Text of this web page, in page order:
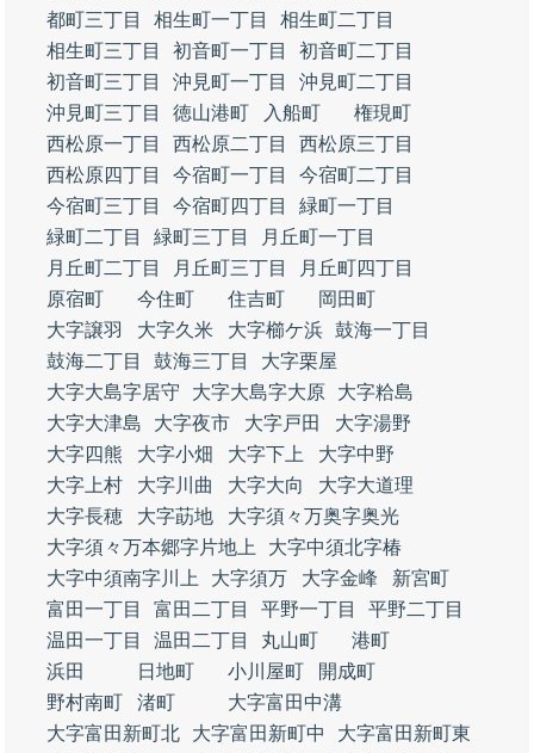
都町三丁目
相生町一丁目
相生町二丁目
相生町三丁目
初音町一丁目
初音町二丁目
初音町三丁目
沖見町一丁目
沖見町二丁目
沖見町三丁目
徳山港町 入船町
権現町
西松原一丁目
西松原二丁目
西松原三丁目
西松原四丁目
今宿町一丁目
今宿町二丁目
今宿町三丁目
今宿町四丁目
緑町一丁目
緑町二丁目
緑町三丁目
月丘町一丁目
月丘町二丁目
月丘町三丁目
月丘町四丁目
原宿町
今住町 住吉町
岡田町
大字譲羽
大字久米 大字櫛ケ浜 鼓海一丁目
鼓海二丁目
鼓海三丁目
大字栗屋
大字大島字居守
大字大島字大原
大字粭島
大字大津島
大字夜市 大字戸田
大字湯野
大字四熊
大字小畑 大字下上
大字中野
大字上村
大字川曲 大字大向
大字大道理
大字長穂
大字莇地
大字須々万奥字奥光
大字須々万本郷字片地上
大字中須北字椿
大字中須南字川上
大字須万 大字金峰
新宮町
富田一丁目
富田二丁目 平野一丁目
平野二丁目
温田一丁目
温田二丁目 丸山町
港町
浜田
日地町 小川屋町
開成町
野村南町
渚町
大字富田中溝
大字富田新町北
大字富田新町中
大字富田新町東